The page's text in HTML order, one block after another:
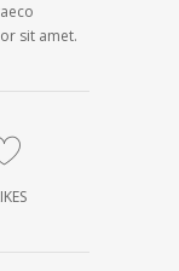
sit amet.